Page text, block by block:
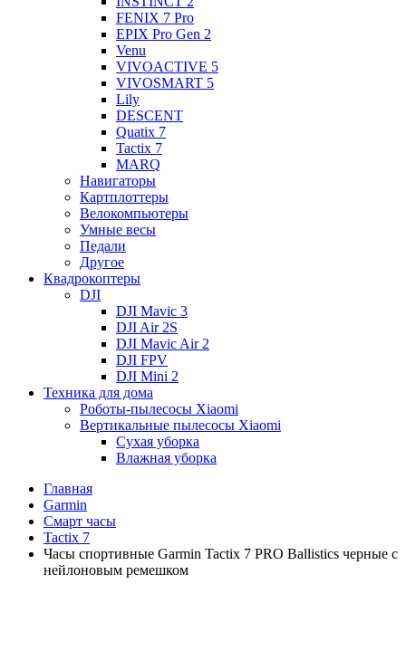
FENIX 7 Pro
EPIX Pro Gen 2
Venu
VIVOACTIVE 5
VIVOSMART 5
Lily
DESCENT
Quatix 7
Tactix 7
MARQ
Навигаторы
Картплоттеры
Велокомпьютеры
Умные весы
Педали
Другое
Квадрокоптеры
DJI
DJI Mavic 3
DJI Air 2S
DJI Mavic Air 2
DJI FPV
DJI Mini 2
Техника для дома
Роботы-пылесосы Xiaomi
Вертикальные пылесосы Xiaomi
Сухая уборка
Влажная уборка
Главная
Garmin
Смарт часы
Tactix 7
Часы спортивные Garmin Tactix 7 PRO Ballistics черные c
нейлоновым ремешком